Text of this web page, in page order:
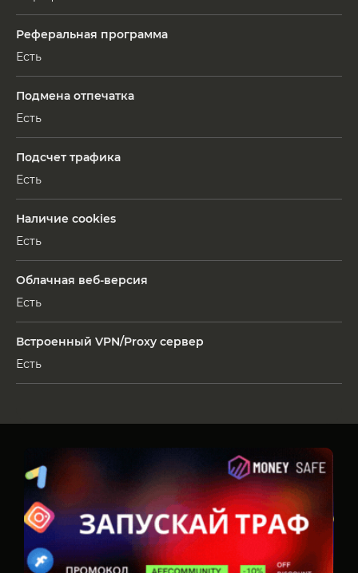
Реферальная программа
Есть
Подмена отпечатка
Есть
Подсчет трафика
Есть
Наличие cookies
Есть
Облачная веб-версия
Есть
Встроенный VPN/Proxy сервер
Есть